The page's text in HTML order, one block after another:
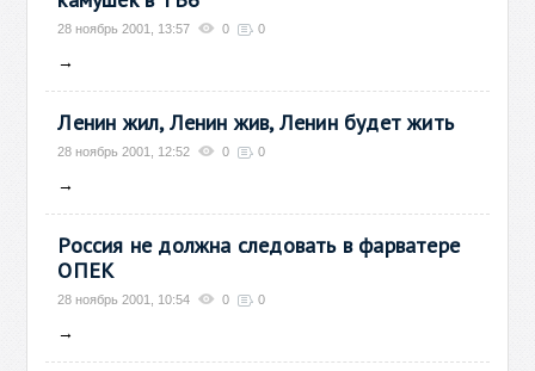
28 ноябрь 2001, 13:57 0 0
→
Ленин жил, Ленин жив, Ленин будет жить
28 ноябрь 2001, 12:52 0 0
→
Россия не должна следовать в фарватере
ОПЕК
28 ноябрь 2001, 10:54 0 0
→